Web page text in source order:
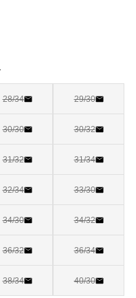
28/34 29/30
30/30 30/32
31/32 31/34
32/34 33/30
34/30 34/32
36/32 36/34
38/34 40/30